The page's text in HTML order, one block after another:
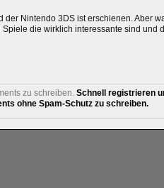
Nintendo 3DS ist erschienen. Aber
die wirklich interessante sind und
zu schreiben. Schnell registrieren
ohne Spam-Schutz zu schreiben.